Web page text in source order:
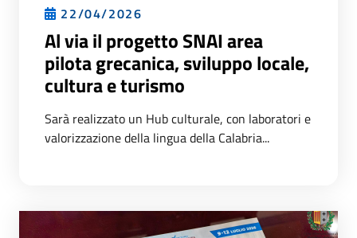
22/04/2026
Al via il progetto SNAI area
pilota grecanica, sviluppo locale,
cultura e turismo
Sarà realizzato un Hub culturale, con laboratori e
valorizzazione della lingua della Calabria...